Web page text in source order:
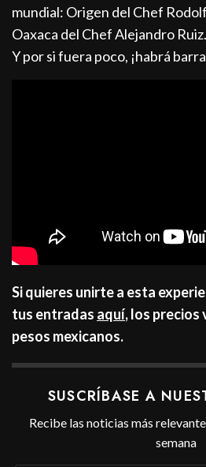
mundial: Origen del Chef
Oaxaca del Chef Alejandro Ruiz.
Y por si fuera poco, ¡habrá
Si quieres unirte a esta
tus entradas aquí, los precios
pesos mexicanos.
SUSCRÍBASE A
Recibe las noticias más
semana